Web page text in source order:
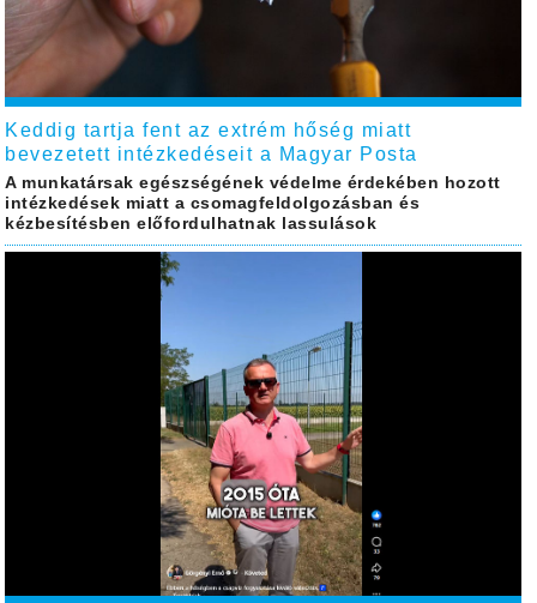
Keddig tartja fent az extrém hőség miatt
bevezetett intézkedéseit a Magyar Posta
A munkatársak egészségének védelme érdekében hozott
intézkedések miatt a csomagfeldolgozásban és
kézbesítésben előfordulhatnak lassulások